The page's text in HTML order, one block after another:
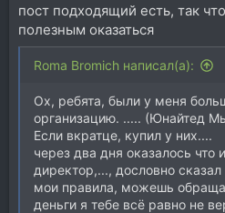
пост подходящий есть, так
полезным оказаться
Roma Bromich написал(а):
Ох, ребята, были у меня
организацию. ..... (Юнайтед
Если вкратце, купил у них....
через два дня оказалось что
директор,..., дословно
мои правила, можешь
деньги я тебе всё равно не